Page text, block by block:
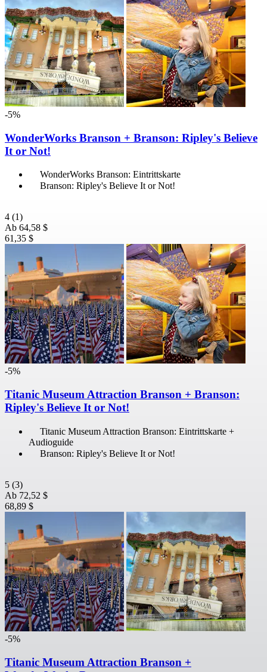
-5%
WonderWorks Branson + Branson: Ripley's Believe
It or Not!
WonderWorks Branson: Eintrittskarte
Branson: Ripley's Believe It or Not!
4 (1)
Ab 64,58 $
61,35 $
-5%
Titanic Museum Attraction Branson + Branson:
Ripley's Believe It or Not!
Titanic Museum Attraction Branson: Eintrittskarte +
Audioguide
Branson: Ripley's Believe It or Not!
5 (3)
Ab 72,52 $
68,89 $
-5%
Titanic Museum Attraction Branson +